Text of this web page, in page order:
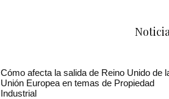
Cómo afecta la salida de Reino Unido de
Unión Europea en temas de Propiedad
Industrial